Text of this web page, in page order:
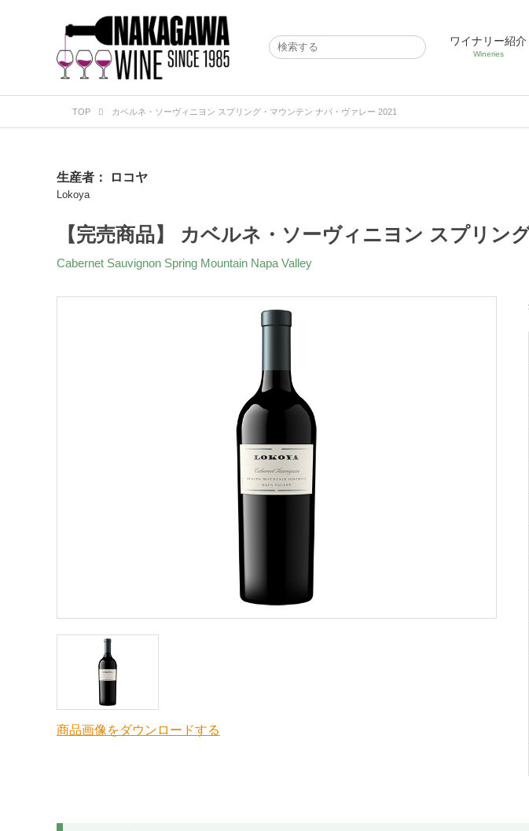
ワイナリー紹介
Wineries
TOP カベルネ・ソーヴィニヨン スプリング・マウンテン ナパ・ヴァレー 2021
生産者： ロコヤ
Lokoya
【完売商品】 カベルネ・ソーヴィニヨン スプリン
Cabernet Sauvignon Spring Mountain Napa Valley
商品画像をダウンロードする